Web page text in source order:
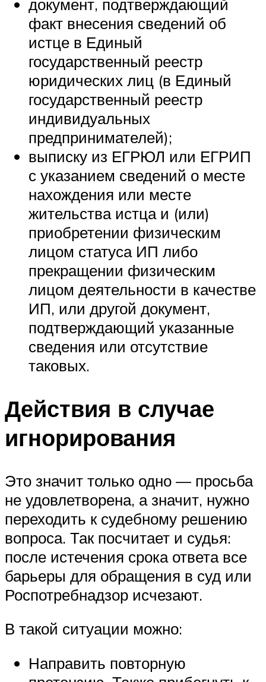
документ, подтверждающий
факт внесения сведений об
истце в Единый
государственный реестр
юридических лиц (в Единый
государственный реестр
индивидуальных
предпринимателей);
выписку из ЕГРЮЛ или ЕГРИП
с указанием сведений о месте
нахождения или месте
жительства истца и (или)
приобретении физическим
лицом статуса ИП либо
прекращении физическим
лицом деятельности в качестве
ИП, или другой документ,
подтверждающий указанные
сведения или отсутствие
таковых.
Действия в случае
игнорирования
Это значит только одно — просьба
не удовлетворена, а значит, нужно
переходить к судебному решению
вопроса. Так посчитает и судья:
после истечения срока ответа все
барьеры для обращения в суд или
Роспотребнадзор исчезают.
В такой ситуации можно:
Направить повторную